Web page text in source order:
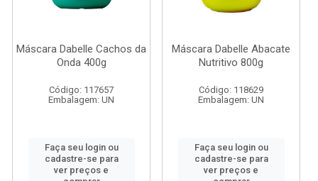
Máscara Dabelle Cachos da
Onda 400g
Código: 117657
Embalagem: UN
Faça seu login ou
cadastre-se para
ver preços e
Máscara Dabelle Abacate
Nutritivo 800g
Código: 118629
Embalagem: UN
Faça seu login ou
cadastre-se para
ver preços e